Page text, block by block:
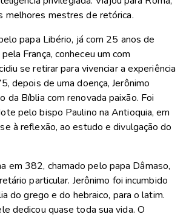
melhores mestres de retórica.
papa Libério, já com 25 anos de
França, conheceu um com
se retirar para vivenciar a experiência
depois de uma doença, Jerônimo
da Bíblia com renovada paixão. Foi
pelo bispo Paulino na Antioquia, em
à reflexão, ao estudo e divulgação do
em 382, chamado pelo papa Dâmaso,
particular. Jerônimo foi incumbido
do grego e do hebraico, para o latim.
dedicou quase toda sua vida. O